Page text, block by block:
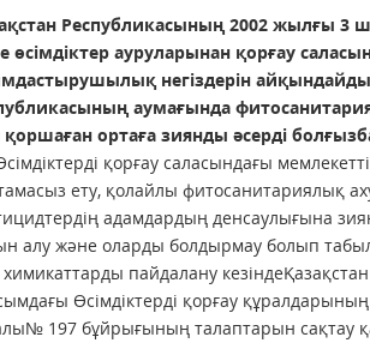
Республикасының 2002 жылғы 3
өсiмдiктер ауруларынан қорғау
негiздерiн айқындайды
аумағында
ортаға зиянды әсердi
қорғау саласындағы
ету, қолайлы фитосанитариялық
адамдардың денсаулығына
алу және оларды болдырмау болып
пайдалану
Өсімдіктерді қорғау құралдарының
197 бұйрығының талаптарын сақтау